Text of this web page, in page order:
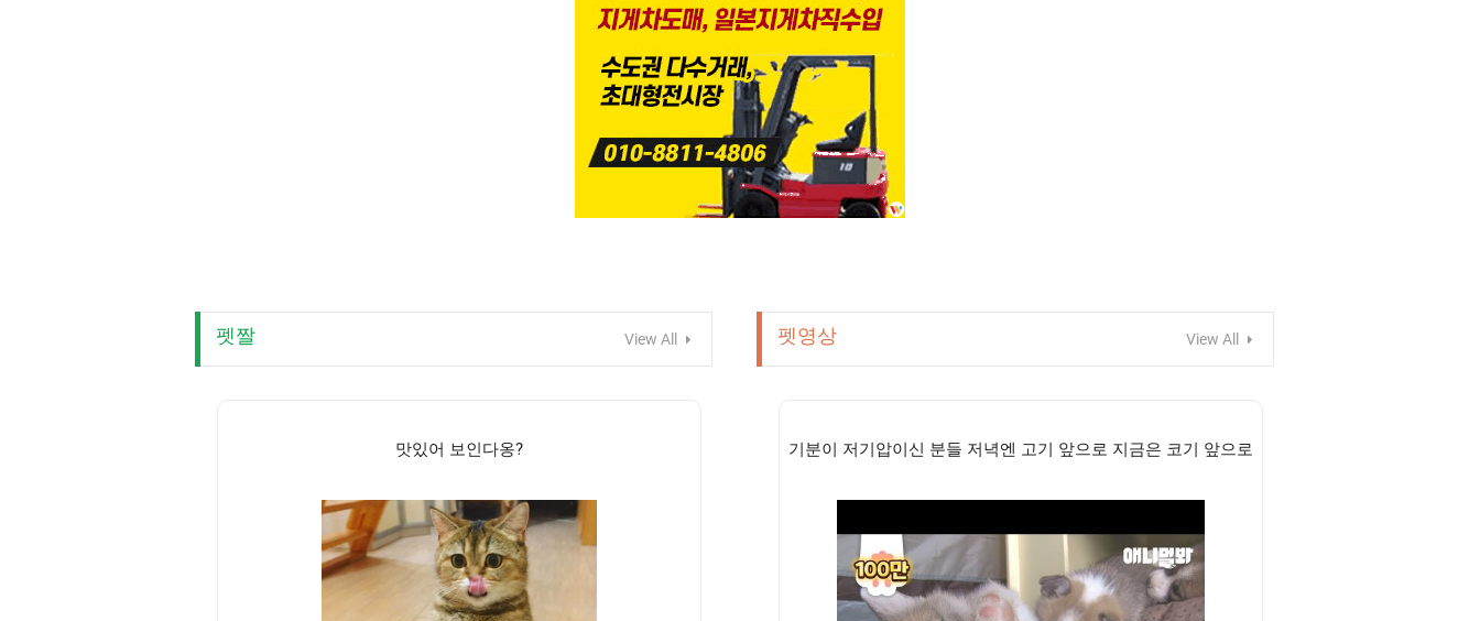
펫짤 View All
맛있어 보인다옹?
펫영상 View All
기분이 저기압이신 분들 저녁엔 고기 앞으로 지금은 코기 앞으로